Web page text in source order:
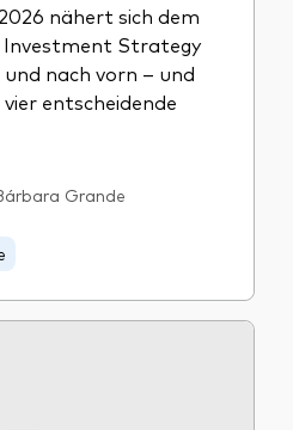
nähert sich dem
Investment Strategy
nach vorn – und
entscheidende
Grande